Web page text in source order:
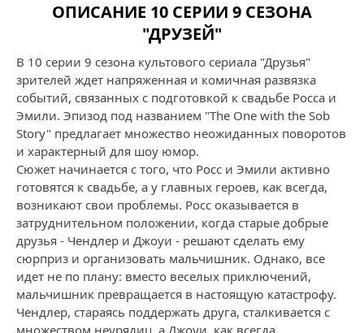
ОПИСАНИЕ 10 СЕРИИ 9 СЕЗОНА
"ДРУЗЕЙ"
В 10 серии 9 сезона культового сериала "Друзья"
зрителей ждет напряженная и комичная развязка
событий, связанных с подготовкой к свадьбе Россa и
Эмили. Эпизод под названием "The One with the Sob
Story" предлагает множество неожиданных поворотов
и характерный для шоу юмор.
Сюжет начинается с того, что Росс и Эмили активно
готовятся к свадьбе, а у главных героев, как всегда,
возникают свои проблемы. Росс оказывается в
затруднительном положении, когда старые добрые
друзья - Чендлер и Джоуи - решают сделать ему
сюрприз и организовать мальчишник. Однако, все
идет не по плану: вместо веселых приключений,
мальчишник превращается в настоящую катастрофу.
Чендлер, стараясь поддержать друга, сталкивается с
множеством неурядиц, а Джоуи, как всегда,